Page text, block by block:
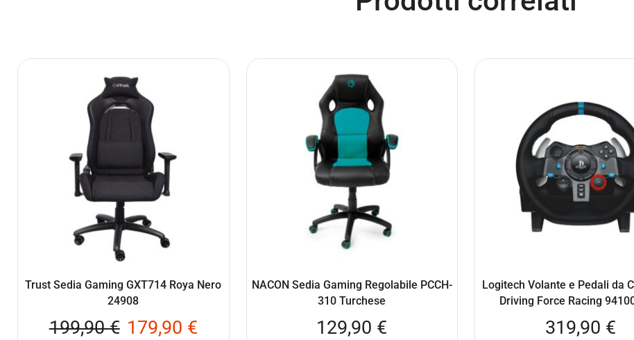
Trust Sedia Gaming GXT714 Roya Nero
24908
199,90€ 179,90 €
NACON Sedia Gaming Regolabile PCCH-
310 Turchese
129,90 €
Logitech Volante e Pedali da
Driving Force Racing
319,90 €